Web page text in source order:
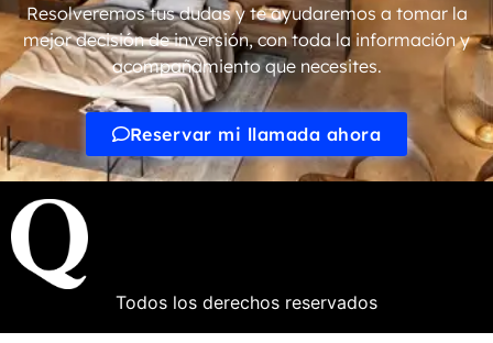
Resolveremos tus dudas y te ayudaremos a tomar la
mejor decisión de inversión, con toda la información y
acompañamiento que necesites.
Reservar mi llamada ahora
Todos los derechos reservados